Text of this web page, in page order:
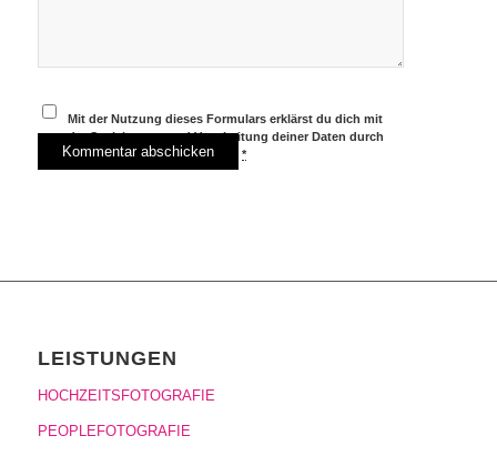
Mit der Nutzung dieses Formulars erklärst du dich mit
der Speicherung und Verarbeitung deiner Daten durch
diese Website einverstanden.*
LEISTUNGEN
HOCHZEITSFOTOGRAFIE
PEOPLEFOTOGRAFIE